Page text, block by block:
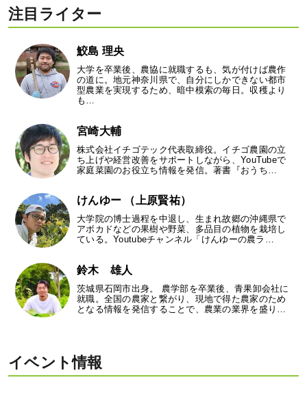
注目ライター
鮫島 理央
大学を卒業後、農協に就職するも、気が付けば農作
の道に。地元神奈川県で、自分にしかできない都市
型農業を実現するため、暗中模索の毎日。収穫より
も…
宮崎大輔
株式会社イチゴテック代表取締役。イチゴ農園の立
ち上げや経営改善をサポートしながら、YouTubeで
家庭菜園のお役立ち情報を発信。著書『おうち…
けんゆー （上原賢祐）
大学院の博士過程を中退し、生まれ故郷の沖縄県で
アボカドなどの果樹や野菜、多品目の植物を栽培し
ている。Youtubeチャンネル「けんゆーの農ラ…
鈴木 雄人
茨城県石岡市出身。 農学部を卒業後、青果卸会社に
就職。全国の農家と繋がり、現地で得た農家のため
となる情報を発信することで、農業の業界を盛り…
イベント情報